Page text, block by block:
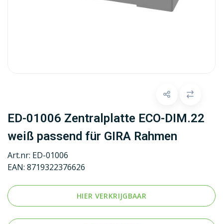
ED-01006 Zentralplatte ECO-DIM.22
weiß passend für GIRA Rahmen
Art.nr: ED-01006
EAN: 8719322376626
HIER VERKRIJGBAAR